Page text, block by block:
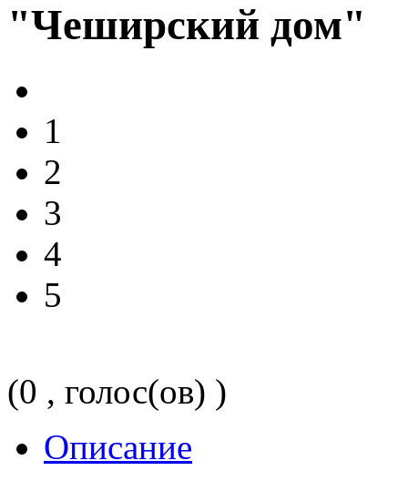
"Чеширский дом"
1
2
3
4
5
(0 , голос(ов) )
Описание